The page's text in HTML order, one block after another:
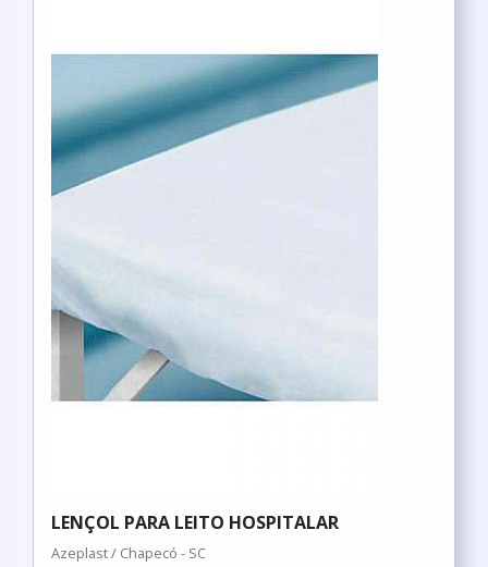
LENÇOL PARA LEITO HOSPITALAR
Azeplast / Chapecó - SC